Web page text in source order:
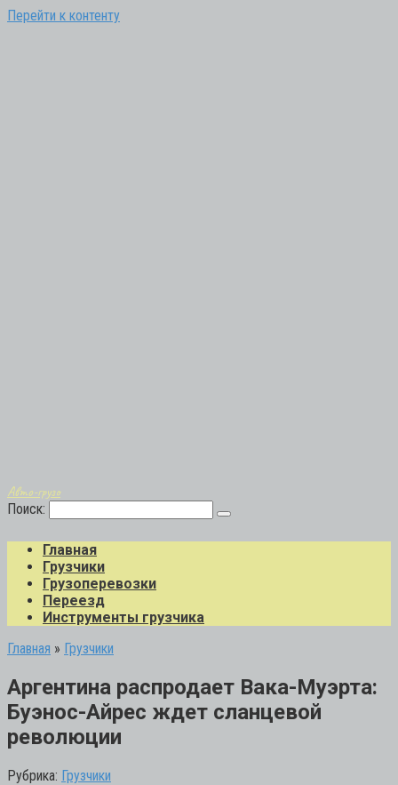
Перейти к контенту
Авто-грузо
Поиск:
Главная
Грузчики
Грузоперевозки
Переезд
Инструменты грузчика
Главная » Грузчики
Аргентина распродает Вака-Муэрта:
Буэнос-Айрес ждет сланцевой
революции
Рубрика: Грузчики